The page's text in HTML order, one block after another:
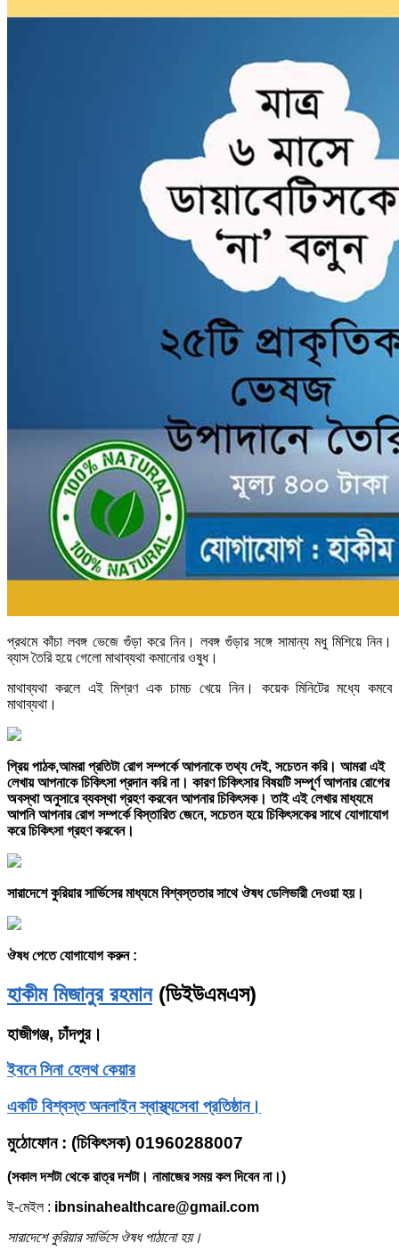
প্রথমে কাঁচা লবঙ্গ ভেজে গুঁড়া করে নিন। লবঙ্গ গুঁড়ার সঙ্গে সামান্য মধু মিশিয়ে নিন।
ব্যাস তৈরি হয়ে গেলো মাথাব্যথা কমানোর ওষুধ।
মাথাব্যথা করলে এই মিশ্রণ এক চামচ খেয়ে নিন। কয়েক মিনিটের মধ্যে কমবে
মাথাব্যথা।
প্রিয় পাঠক,আমরা প্রতিটা রোগ সম্পর্কে আপনাকে তথ্য দেই, সচেতন করি। আমরা এই
লেখায় আপনাকে চিকিৎসা প্রদান করি না। কারণ চিকিৎসার বিষয়টি সম্পূর্ণ আপনার রোগের
অবস্থা অনুসারে ব্যবস্থা গ্রহণ করবেন আপনার চিকিৎসক। তাই এই লেখার মাধ্যমে
আপনি আপনার রোগ সম্পর্কে বিস্তারিত জেনে, সচেতন হয়ে চিকিৎসকের সাথে যোগাযোগ
করে চিকিৎসা গ্রহণ করবেন।
সারাদেশে কুরিয়ার সার্ভিসের মাধ্যমে বিশ্বস্ততার সাথে ঔষধ ডেলিভারী দেওয়া হয়।
ঔষধ পেতে যোগাযোগ করুন :
হাকীম মিজানুর রহমান(ডিইউএমএস)
হাজীগঞ্জ, চাঁদপুর।
ইবনে সিনা হেলথ কেয়ার
একটি বিশ্বস্ত অনলাইন স্বাস্থ্যসেবা প্রতিষ্ঠান।
মুঠোফোন: (চিকিৎসক) 01960288007
(সকাল দশটা থেকে রাত্র দশটা। নামাজের সময় কল দিবেন না।)
ই-মেইল : ibnsinahealthcare@gmail.com
সারাদেশে কুরিয়ার সার্ভিসে ঔষধ পাঠানো হয়।